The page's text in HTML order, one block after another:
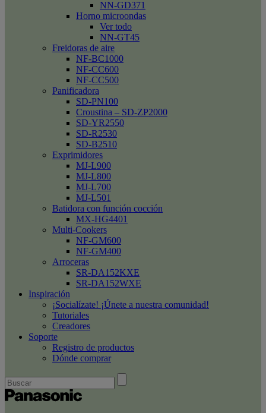
NN-GD371
Horno microondas
Ver todo
NN-GT45
Freidoras de aire
NF-BC1000
NF-CC600
NF-CC500
Panificadora
SD-PN100
Croustina – SD-ZP2000
SD-YR2550
SD-R2530
SD-B2510
Exprimidores
MJ-L900
MJ-L800
MJ-L700
MJ-L501
Batidora con función cocción
MX-HG4401
Multi-Cookers
NF-GM600
NF-GM400
Arroceras
SR-DA152KXE
SR-DA152WXE
Inspiración
¡Socialízate! ¡Únete a nuestra comunidad!
Tutoriales
Creadores
Soporte
Registro de productos
Dónde comprar